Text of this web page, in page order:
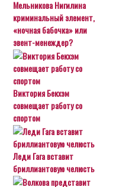
Мельникова Нигилина
криминальный элемент,
«ночная бабочка» или
эвент-менеждер?
Виктория Бекхэм
совмещает работу со
спортом
Леди Гага вставит
бриллиантовую челюсть